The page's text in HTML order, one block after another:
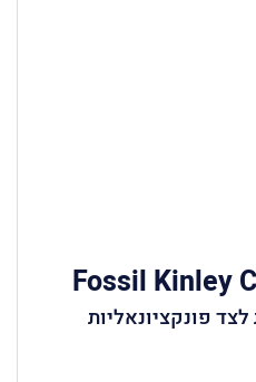
Fossil Kinley
פונקציונאליות